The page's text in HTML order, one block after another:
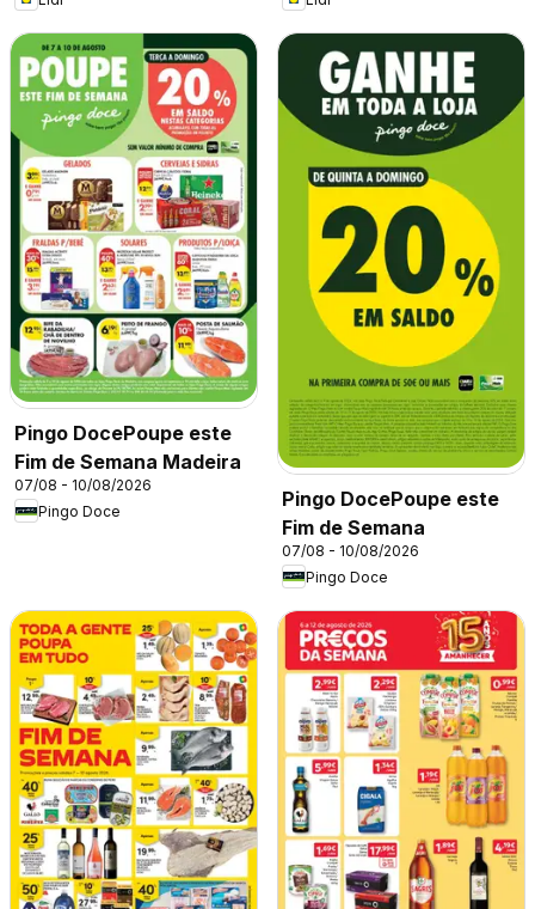
Pingo DocePoupe este
Fim de Semana Madeira
07/08 - 10/08/2026
Pingo Doce
Pingo DocePoupe este
Fim de Semana
07/08 - 10/08/2026
Pingo Doce